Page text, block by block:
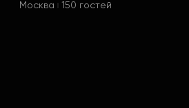
Москва 150 гостей